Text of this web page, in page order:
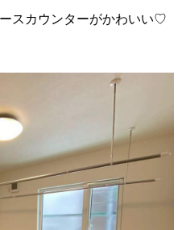
スカウンターがかわいい♡